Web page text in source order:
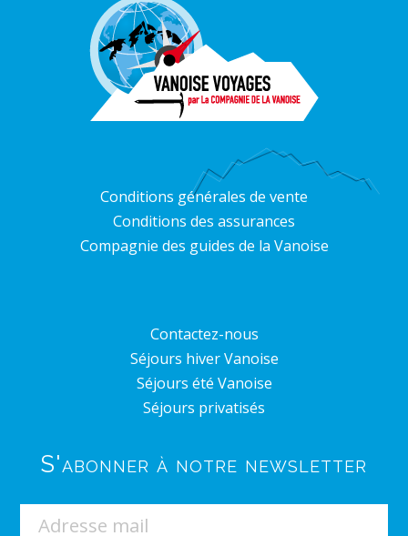
Conditions générales de vente
Conditions des assurances
Compagnie des guides de la Vanoise
Contactez-nous
Séjours hiver Vanoise
Séjours été Vanoise
Séjours privatisés
S'abonner à notre newsletter